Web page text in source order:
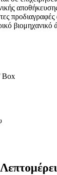
προδιαγραφές
βιομηχανικό
Box